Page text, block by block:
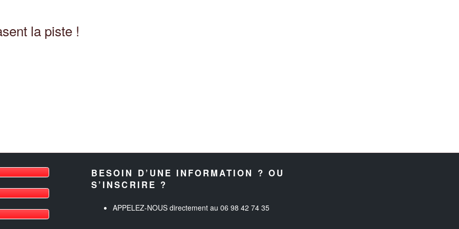
la piste !
BESOIN D’UNE INFORMATION ? OU
S’INSCRIRE ?
APPELEZ-NOUS directement au 06 98 42 74 35